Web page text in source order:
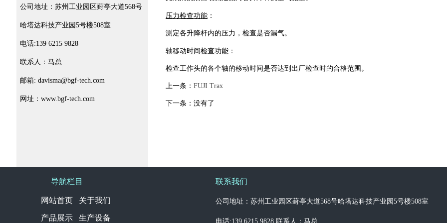
公司地址：苏州工业园区葑亭大道568号
哈塔达科技产业园5号楼508室
电话:139 6215 9828
联系人：马总
邮箱: davisma@bgf-tech.com
网址：www.bgf-tech.com
压力检查功能 ：
测定各升降杆内的压力，检查是否漏气。
轴移动时间检查功能 ：
检查工作头的各个轴的移动时间是否达到出厂检查时的合格范围。
上一条： FUJI Trax
下一条：没有了
导航栏目
网站首页 关于我们
产品展示 生产设备
联系我们
公司地址：苏州工业园区葑亭大道568号哈塔达科技产业园5号楼508室
电话:139 6215 9828 联系人：马总